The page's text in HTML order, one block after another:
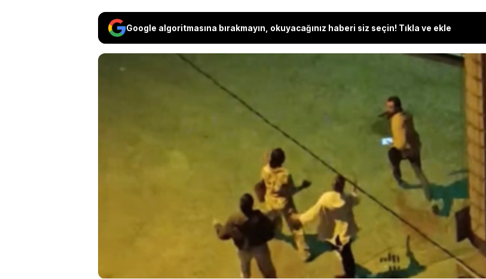
Google algoritmasına bırakmayın, okuyacağınız haberi siz seçin! Tıkla ve ekle
Beyoğlu'nda eski sevgilisinin kendisi hakkında uzaklaştırma
kararı aldırmak istediğini öğrenen 12 suç kayıtlı Aytunç G., genç
kızın babasını evinin önünde silahla dizinden yaraladı. Olay anı
kameralara yansırken, yakalanan saldırgan tutuklandı.